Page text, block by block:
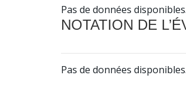
Pas de données disponibles.
NOTATION DE
Pas de données disponibles.